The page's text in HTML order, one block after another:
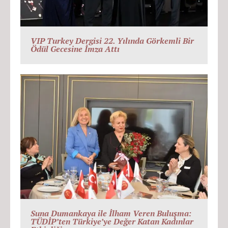
VIP Turkey Dergisi 22. Yılında Görkemli Bir
Ödül Gecesine İmza Attı
Suna Dumankaya ile İlham Veren Buluşma:
TÜDİP’ten Türkiye’ye Değer Katan Kadınlar